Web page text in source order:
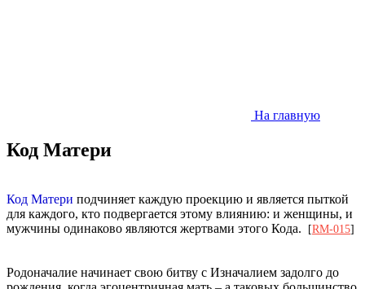
На главную
Код Матери
Код Матери подчиняет каждую проекцию и является пыткой
для каждого, кто подвергается этому влиянию: и женщины, и
мужчины одинаково являются жертвами этого Кода.
[RM-015]
Родоначалие начинает свою битву с Изначалием задолго до